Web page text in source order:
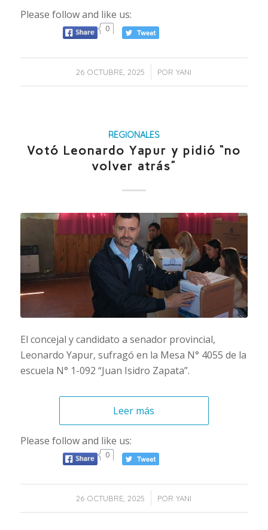
Please follow and like us:
0
26 OCTUBRE, 2025
/ PORYANI
REGIONALES
Votó Leonardo Yapur y pidió “no
volver atrás”
El concejal y candidato a senador provincial,
Leonardo Yapur, sufragó en la Mesa N° 4055 de la
escuela N° 1-092 “Juan Isidro Zapata”.
Leer más
Please follow and like us:
0
26 OCTUBRE, 2025
/ PORYANI